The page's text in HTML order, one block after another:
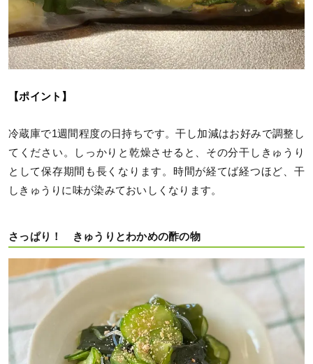
【ポイント】
冷蔵庫で1週間程度の日持ちです。干し加減はお好みで調整し
てください。しっかりと乾燥させると、その分干しきゅうり
として保存期間も長くなります。時間が経てば経つほど、干
しきゅうりに味が染みておいしくなります。
さっぱり！ きゅうりとわかめの酢の物